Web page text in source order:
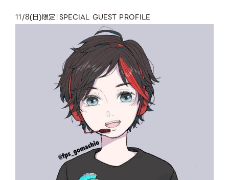
11/8(日)限定！SPECIAL GUEST PROFILE